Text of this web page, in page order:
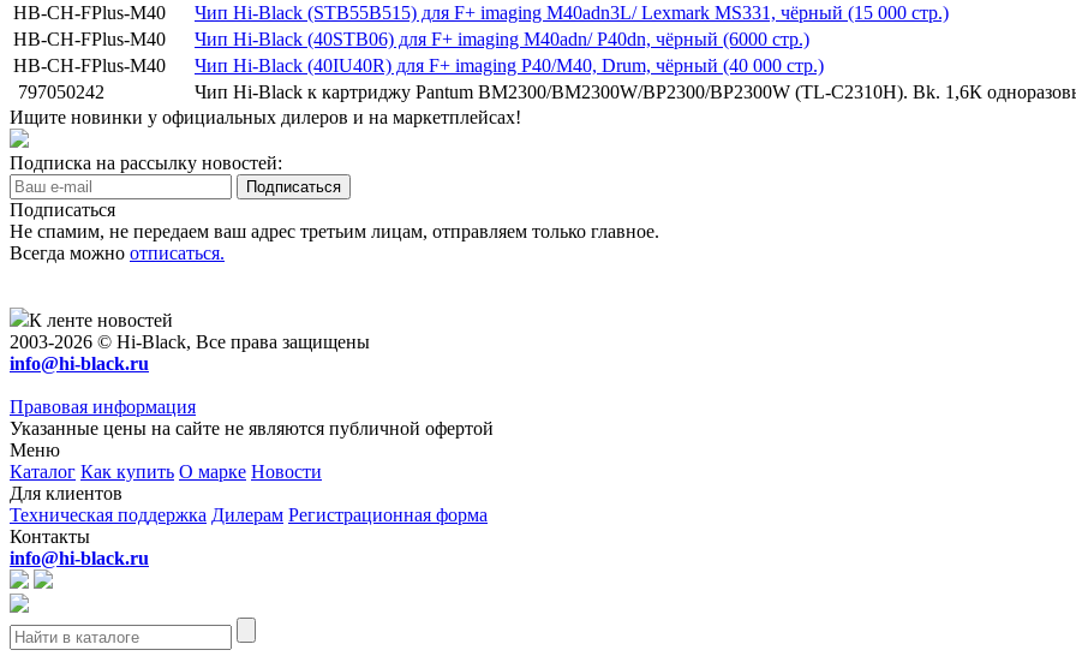
HB-CH-FPlus-M40
Чип Hi-Black (STB55B515) для F+ imaging M40adn3L/ Lexmark MS331, чёрный (15 000 стр.)
HB-CH-FPlus-M40
Чип Hi-Black (40STB06) для F+ imaging M40adn/ P40dn, чёрный (6000 стр.)
HB-CH-FPlus-M40
Чип Hi-Black (40IU40R) для F+ imaging P40/M40, Drum, чёрный (40 000 стр.)
797050242
Чип Hi-Black к картриджу Pantum BM2300/BM2300W/BP2300/BP2300W (TL-C2310H). Bk. 1,6К
Ищите новинки у официальных дилеров и на маркетплейсах!
Подписка на рассылку новостей:
Подписаться
Не спамим, не передаем ваш адрес третьим лицам, отправляем только главное.
Всегда можно отписаться.
К ленте новостей
2003-2026 © Hi-Black, Все права защищены
info@hi-black.ru
Правовая информация
Указанные цены на сайте не являются публичной офертой
Меню
Каталог Как купить О марке Новости
Для клиентов
Техническая поддержка Дилерам Регистрационная форма
Контакты
info@hi-black.ru